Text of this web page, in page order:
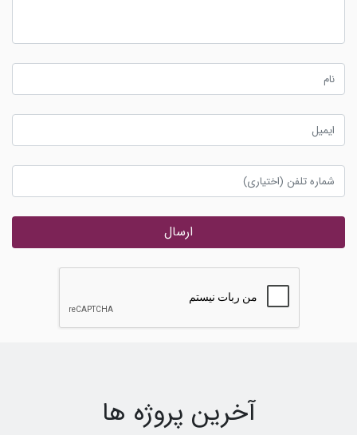
ارسال
آخرین پروژه ها